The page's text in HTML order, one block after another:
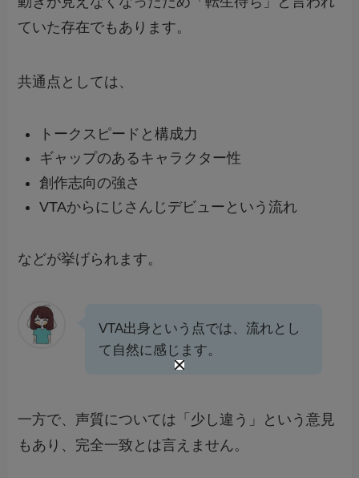
ていた存在でもあります。
共通点としては、
トークスピードと構成力
ギャップのあるキャラクター性
創作志向の強さ
VTAからにじさんじデビューという流れ
などが挙げられます。
VTA出身という点では、流れとし
て自然に感じます。
一方で、声質については「少し違う」という意見
もあり、完全一致とは言えません。